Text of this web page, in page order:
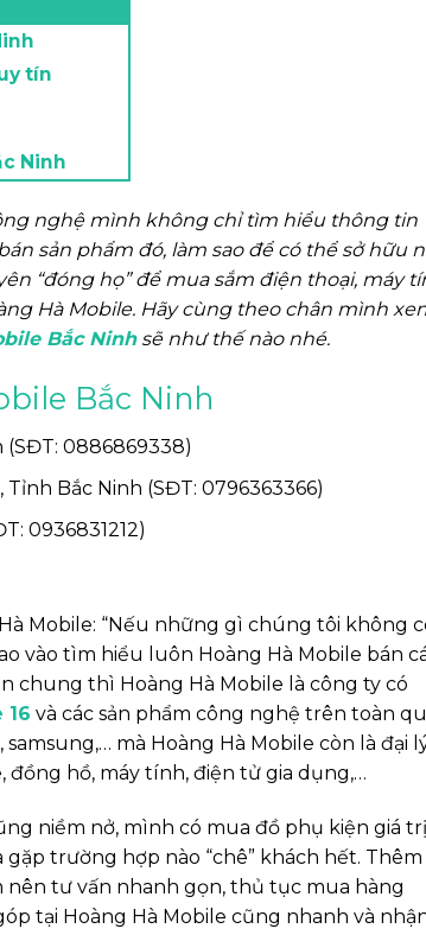
tín
Ninh
nghệ mình không chỉ tìm hiểu thông tin
sản phẩm đó, làm sao để có thể sở hữu
“đóng họ” để mua sắm điện thoại, máy
Hà Mobile. Hãy cùng theo chân mình
Bắc Ninhsẽ như thế nào nhé.
Bắc Ninh
(SĐT: 0886869338)
Tỉnh Bắc Ninh (SĐT: 0796363366)
0936831212)
Mobile: “Nếu những gì chúng tôi không
vào tìm hiểu luôn Hoàng Hà Mobile bán
chung thì Hoàng Hà Mobile là công ty có
16 và các sản phẩm công nghệ trên toàn
, samsung,… mà Hoàng Hà Mobile còn là đại
đồng hồ, máy tính, điện tử gia dụng,…
niềm nở, mình có mua đồ phụ kiện giá trị
trường hợp nào “chê” khách hết. Thêm
nên tư vấn nhanh gọn, thủ tục mua hàng
tại Hoàng Hà Mobile cũng nhanh và